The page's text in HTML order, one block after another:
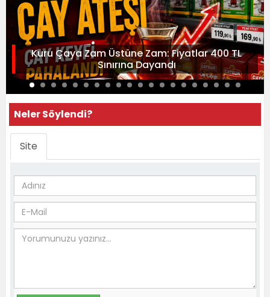
Kuru Çaya Zam Üstüne Zam: Fiyatlar 400 TL
Sınırına Dayandı
Neler Söylendi?
Site